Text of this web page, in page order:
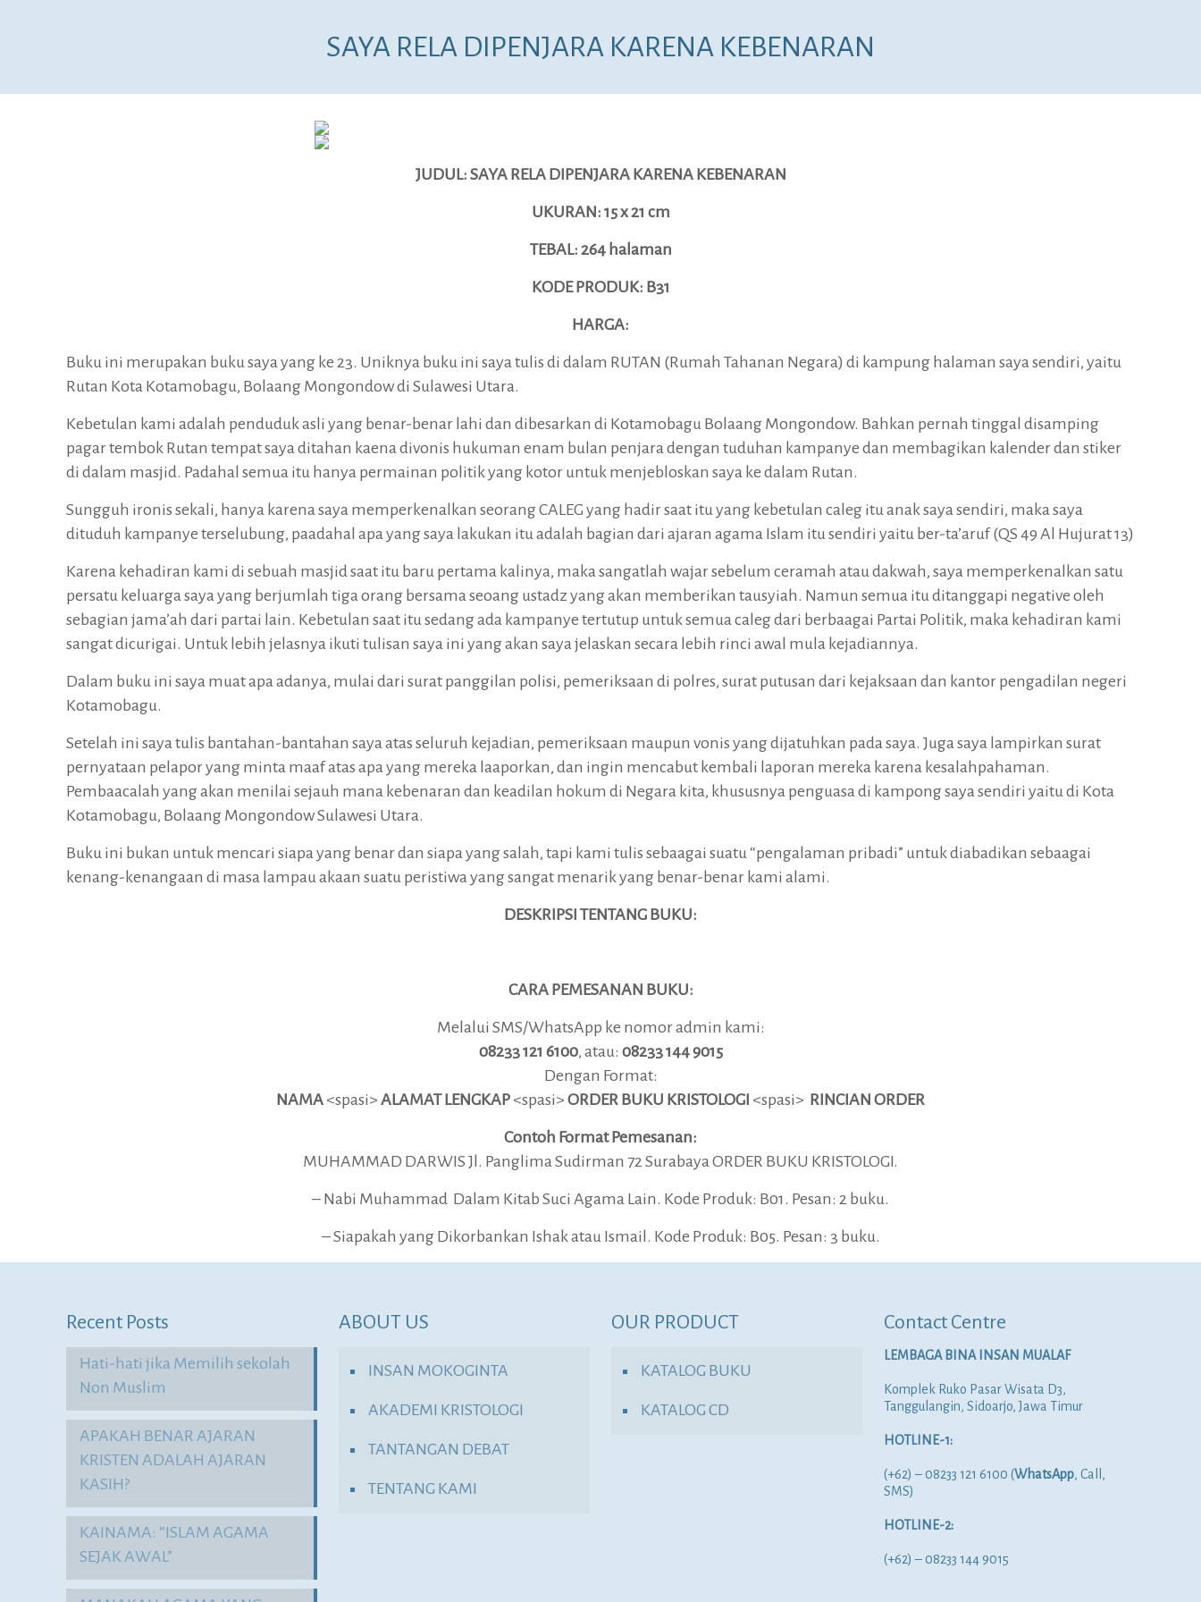
SAYA RELA DIPENJARA KARENA KEBENARAN
JUDUL: SAYA RELA DIPENJARA KARENA KEBENARAN
UKURAN: 15 x 21 cm
TEBAL: 264 halaman
KODE PRODUK: B31
HARGA:
Buku ini merupakan buku saya yang ke 23. Uniknya buku ini saya tulis di dalam RUTAN (Rumah Tahanan Negara) di kampung halaman saya sendiri, yaitu
Rutan Kota Kotamobagu, Bolaang Mongondow di Sulawesi Utara.
Kebetulan kami adalah penduduk asli yang benar-benar lahi dan dibesarkan di Kotamobagu Bolaang Mongondow. Bahkan pernah tinggal disamping
pagar tembok Rutan tempat saya ditahan kaena divonis hukuman enam bulan penjara dengan tuduhan kampanye dan membagikan kalender dan stiker
di dalam masjid. Padahal semua itu hanya permainan politik yang kotor untuk menjebloskan saya ke dalam Rutan.
Sungguh ironis sekali, hanya karena saya memperkenalkan seorang CALEG yang hadir saat itu yang kebetulan caleg itu anak saya sendiri, maka saya
dituduh kampanye terselubung, paadahal apa yang saya lakukan itu adalah bagian dari ajaran agama Islam itu sendiri yaitu ber-ta’aruf (QS 49 Al Hujurat 13)
Karena kehadiran kami di sebuah masjid saat itu baru pertama kalinya, maka sangatlah wajar sebelum ceramah atau dakwah, saya memperkenalkan satu
persatu keluarga saya yang berjumlah tiga orang bersama seoang ustadz yang akan memberikan tausyiah. Namun semua itu ditanggapi negative oleh
sebagian jama’ah dari partai lain. Kebetulan saat itu sedang ada kampanye tertutup untuk semua caleg dari berbaagai Partai Politik, maka kehadiran kami
sangat dicurigai. Untuk lebih jelasnya ikuti tulisan saya ini yang akan saya jelaskan secara lebih rinci awal mula kejadiannya.
Dalam buku ini saya muat apa adanya, mulai dari surat panggilan polisi, pemeriksaan di polres, surat putusan dari kejaksaan dan kantor pengadilan negeri
Kotamobagu.
Setelah ini saya tulis bantahan-bantahan saya atas seluruh kejadian, pemeriksaan maupun vonis yang dijatuhkan pada saya. Juga saya lampirkan surat
pernyataan pelapor yang minta maaf atas apa yang mereka laaporkan, dan ingin mencabut kembali laporan mereka karena kesalahpahaman.
Pembaacalah yang akan menilai sejauh mana kebenaran dan keadilan hokum di Negara kita, khususnya penguasa di kampong saya sendiri yaitu di Kota
Kotamobagu, Bolaang Mongondow Sulawesi Utara.
Buku ini bukan untuk mencari siapa yang benar dan siapa yang salah, tapi kami tulis sebaagai suatu “pengalaman pribadi” untuk diabadikan sebaagai
kenang-kenangaan di masa lampau akaan suatu peristiwa yang sangat menarik yang benar-benar kami alami.
DESKRIPSI TENTANG BUKU:
CARA PEMESANAN BUKU:
Melalui SMS/WhatsApp ke nomor admin kami:
08233 121 6100, atau: 08233 144 9015
Dengan Format:
NAMA <spasi> ALAMAT LENGKAP <spasi> ORDER BUKU KRISTOLOGI <spasi> RINCIAN ORDER
Contoh Format Pemesanan:
MUHAMMAD DARWIS Jl. Panglima Sudirman 72 Surabaya ORDER BUKU KRISTOLOGI.
– Nabi Muhammad Dalam Kitab Suci Agama Lain. Kode Produk: B01. Pesan: 2 buku.
– Siapakah yang Dikorbankan Ishak atau Ismail. Kode Produk: B05. Pesan: 3 buku.
Recent Posts
Hati-hati jika Memilih sekolah
Non Muslim
APAKAH BENAR AJARAN
KRISTEN ADALAH AJARAN
KASIH?
KAINAMA: “ISLAM AGAMA
SEJAK AWAL”
ABOUT US
INSAN MOKOGINTA
AKADEMI KRISTOLOGI
TANTANGAN DEBAT
TENTANG KAMI
OUR PRODUCT
KATALOG BUKU
KATALOG CD
Contact Centre
LEMBAGA BINA INSAN MUALAF
Komplek Ruko Pasar Wisata D3,
Tanggulangin, Sidoarjo, Jawa Timur
HOTLINE-1:
(+62) – 08233 121 6100 (WhatsApp, Call,
SMS)
HOTLINE-2:
(+62) – 08233 144 9015